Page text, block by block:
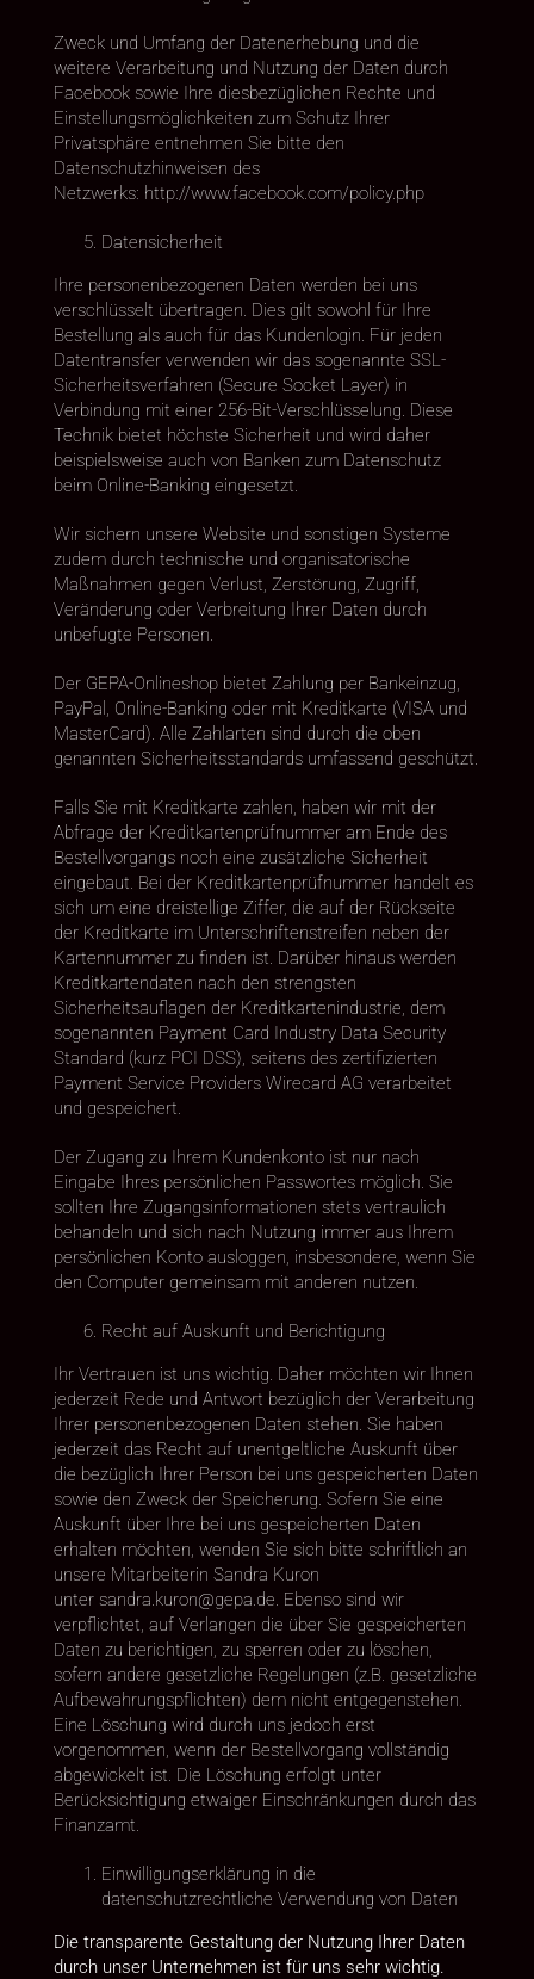
Zweck und Umfang der Datenerhebung und die
weitere Verarbeitung und Nutzung der Daten durch
Facebook sowie Ihre diesbezüglichen Rechte und
Einstellungsmöglichkeiten zum Schutz Ihrer
Privatsphäre entnehmen Sie bitte den
Datenschutzhinweisen des
Netzwerks: http://www.facebook.com/policy.php
Datensicherheit
Ihre personenbezogenen Daten werden bei uns
verschlüsselt übertragen. Dies gilt sowohl für Ihre
Bestellung als auch für das Kundenlogin. Für jeden
Datentransfer verwenden wir das sogenannte SSL-
Sicherheitsverfahren (Secure Socket Layer) in
Verbindung mit einer 256-Bit-Verschlüsselung. Diese
Technik bietet höchste Sicherheit und wird daher
beispielsweise auch von Banken zum Datenschutz
beim Online-Banking eingesetzt.
Wir sichern unsere Website und sonstigen Systeme
zudem durch technische und organisatorische
Maßnahmen gegen Verlust, Zerstörung, Zugriff,
Veränderung oder Verbreitung Ihrer Daten durch
unbefugte Personen.
Der GEPA-Onlineshop bietet Zahlung per Bankeinzug,
PayPal, Online-Banking oder mit Kreditkarte (VISA und
MasterCard). Alle Zahlarten sind durch die oben
genannten Sicherheitsstandards umfassend geschützt.
Falls Sie mit Kreditkarte zahlen, haben wir mit der
Abfrage der Kreditkartenprüfnummer am Ende des
Bestellvorgangs noch eine zusätzliche Sicherheit
eingebaut. Bei der Kreditkartenprüfnummer handelt es
sich um eine dreistellige Ziffer, die auf der Rückseite
der Kreditkarte im Unterschriftenstreifen neben der
Kartennummer zu finden ist. Darüber hinaus werden
Kreditkartendaten nach den strengsten
Sicherheitsauflagen der Kreditkartenindustrie, dem
sogenannten Payment Card Industry Data Security
Standard (kurz PCI DSS), seitens des zertifizierten
Payment Service Providers Wirecard AG verarbeitet
und gespeichert.
Der Zugang zu Ihrem Kundenkonto ist nur nach
Eingabe Ihres persönlichen Passwortes möglich. Sie
sollten Ihre Zugangsinformationen stets vertraulich
behandeln und sich nach Nutzung immer aus Ihrem
persönlichen Konto ausloggen, insbesondere, wenn Sie
den Computer gemeinsam mit anderen nutzen.
Recht auf Auskunft und Berichtigung
Ihr Vertrauen ist uns wichtig. Daher möchten wir Ihnen
jederzeit Rede und Antwort bezüglich der Verarbeitung
Ihrer personenbezogenen Daten stehen. Sie haben
jederzeit das Recht auf unentgeltliche Auskunft über
die bezüglich Ihrer Person bei uns gespeicherten Daten
sowie den Zweck der Speicherung. Sofern Sie eine
Auskunft über Ihre bei uns gespeicherten Daten
erhalten möchten, wenden Sie sich bitte schriftlich an
unsere Mitarbeiterin Sandra Kuron
unter sandra.kuron@gepa.de. Ebenso sind wir
verpflichtet, auf Verlangen die über Sie gespeicherten
Daten zu berichtigen, zu sperren oder zu löschen,
sofern andere gesetzliche Regelungen (z.B. gesetzliche
Aufbewahrungspflichten) dem nicht entgegenstehen.
Eine Löschung wird durch uns jedoch erst
vorgenommen, wenn der Bestellvorgang vollständig
abgewickelt ist. Die Löschung erfolgt unter
Berücksichtigung etwaiger Einschränkungen durch das
Finanzamt.
Einwilligungserklärung in die
datenschutzrechtliche Verwendung von Daten
Die transparente Gestaltung der Nutzung Ihrer Daten
durch unser Unternehmen ist für uns sehr wichtig.